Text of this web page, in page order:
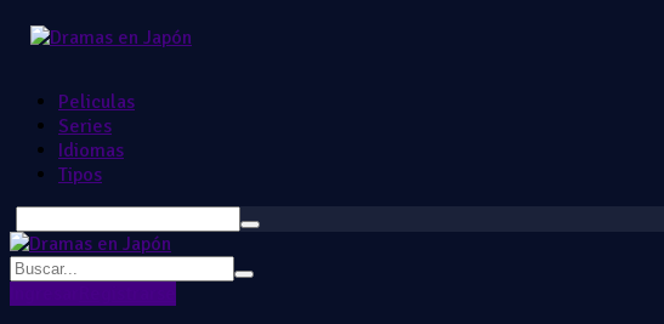
Peliculas
Series
Idiomas
Tipos